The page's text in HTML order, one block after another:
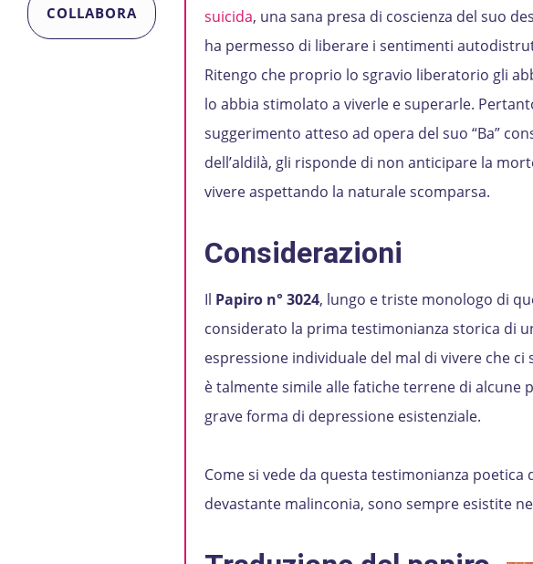
COLLABORA
suicida, una sana presa di coscienza del suo
ha permesso di liberare i sentimenti
Ritengo che proprio lo sgravio liberatorio gli
lo abbia stimolato a viverle e superarle.
suggerimento atteso ad opera del suo “Ba”
dell’aldilà, gli risponde di non anticipare la
vivere aspettando la naturale scomparsa.
Considerazioni
Il Papiro n° 3024, lungo e triste monologo di
considerato la prima testimonianza storica di
espressione individuale del mal di vivere che
è talmente simile alle fatiche terrene di alcune
grave forma di depressione esistenziale.
Come si vede da questa testimonianza poetica
devastante malinconia, sono sempre esistite